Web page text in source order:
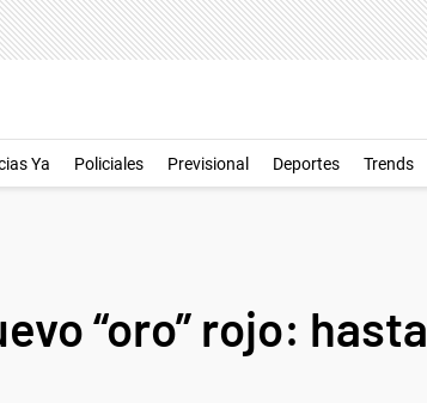
Ya Policiales Previsional Deportes Trends
“oro” rojo: hasta